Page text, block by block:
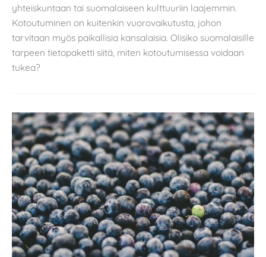
yhteiskuntaan tai suomalaiseen kulttuuriin laajemmin.
Kotoutuminen on kuitenkin vuorovaikutusta, johon
tarvitaan myös paikallisia kansalaisia. Olisiko suomalaisille
tarpeen tietopaketti siitä, miten kotoutumisessa voidaan
tukea?